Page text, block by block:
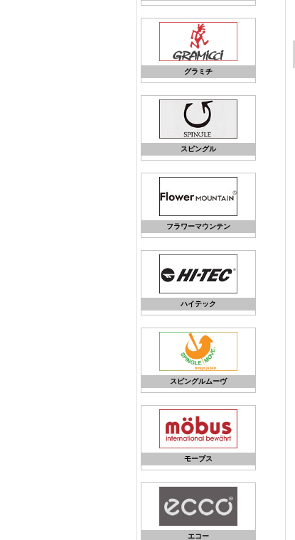
グラミチ
スピングル
フラワーマウンテン
ハイテック
スピングルムーヴ
モーブス
エコー